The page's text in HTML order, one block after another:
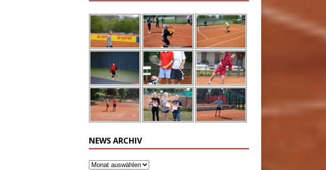
NEWS ARCHIV